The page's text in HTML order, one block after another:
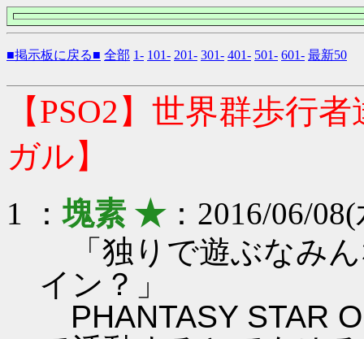
■掲示板に戻る■ 全部 1- 101- 201- 301- 401- 501- 601- 最新50
【PSO2】世界群歩行
ガル】
1 ：塊素 ★：2016/06/
「独りで遊ぶなみ
イン？」
PHANTASY STAR